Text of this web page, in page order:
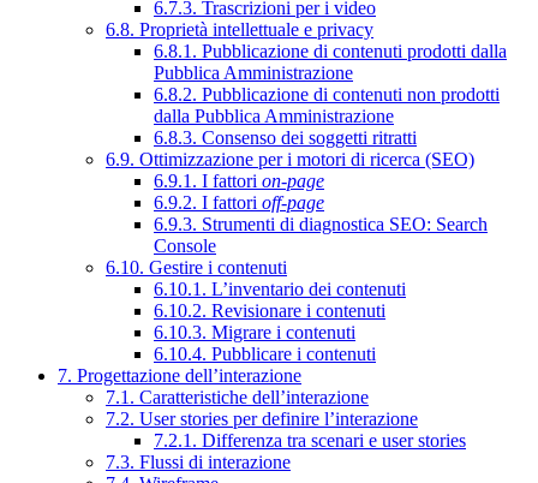
6.7.3. Trascrizioni per i video
6.8. Proprietà intellettuale e privacy
6.8.1. Pubblicazione di contenuti prodotti dalla
Pubblica Amministrazione
6.8.2. Pubblicazione di contenuti non prodotti
dalla Pubblica Amministrazione
6.8.3. Consenso dei soggetti ritratti
6.9. Ottimizzazione per i motori di ricerca (SEO)
6.9.1. I fattori on-page
6.9.2. I fattori off-page
6.9.3. Strumenti di diagnostica SEO: Search
Console
6.10. Gestire i contenuti
6.10.1. L’inventario dei contenuti
6.10.2. Revisionare i contenuti
6.10.3. Migrare i contenuti
6.10.4. Pubblicare i contenuti
7. Progettazione dell’interazione
7.1. Caratteristiche dell’interazione
7.2. User stories per definire l’interazione
7.2.1. Differenza tra scenari e user stories
7.3. Flussi di interazione